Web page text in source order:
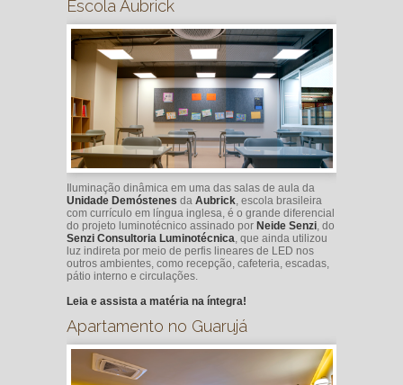
Escola Aubrick
Iluminação dinâmica em uma das salas de aula da
Unidade Demóstenes da Aubrick, escola brasileira
com currículo em língua inglesa, é o grande diferencial
do projeto luminotécnico assinado por Neide Senzi, do
Senzi Consultoria Luminotécnica, que ainda utilizou
luz indireta por meio de perfis lineares de LED nos
outros ambientes, como recepção, cafeteria, escadas,
pátio interno e circulações.
Leia e assista a matéria na íntegra!
Apartamento no Guarujá